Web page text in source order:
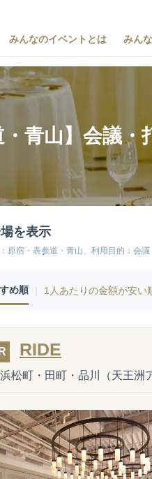
みんなのイベントとは みん
・青山】会議
を表示
原宿・表参道・青山、利用目的：会
め順 1人あたりの金額が安い
RIDE
浜松町・田町・品川（天王洲